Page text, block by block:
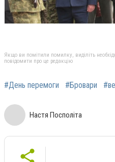
Якщо ви помітили помилку, виділіть
повідомити про це редакцію
#День перемоги #Бровари
Настя Посполіта